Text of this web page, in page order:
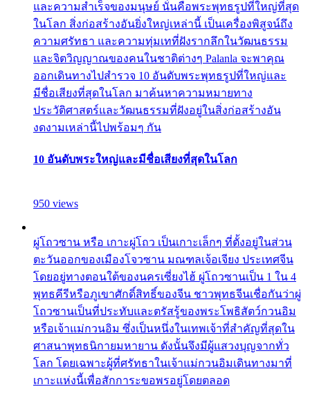
และความสำเร็จของมนุษย์ นั่นคือพระพุทธรูปที่ใหญ่ที่สุด
ในโลก สิ่งก่อสร้างอันยิ่งใหญ่เหล่านี้ เป็นเครื่องพิสูจน์ถึง
ความศรัทธา และความทุ่มเทที่ฝังรากลึกในวัฒนธรรม
และจิตวิญญาณของคนในชาติต่างๆ Palanla จะพาคุณ
ออกเดินทางไปสำรวจ 10 อันดับพระพุทธรูปที่ใหญ่และ
มีชื่อเสียงที่สุดในโลก มาค้นหาความหมายทาง
ประวัติศาสตร์และวัฒนธรรมที่ฝังอยู่ในสิ่งก่อสร้างอัน
งดงามเหล่านี้ไปพร้อมๆ กัน
10 อันดับพระใหญ่และมีชื่อเสียงที่สุดในโลก
950 views
ผู่โถวซาน หรือ เกาะผู่โถว เป็นเกาะเล็กๆ ที่ตั้งอยู่ในส่วน
ตะวันออกของเมืองโจวซาน มณฑลเจ้อเจียง ประเทศจีน
โดยอยู่ทางตอนใต้ของนครเซี่ยงไฮ้ ผู่โถวซานเป็น 1 ใน 4
พุทธคีรีหรือภูเขาศักดิ์สิทธิ์ของจีน ชาวพุทธจีนเชื่อกันว่าผู่
โถวซานเป็นที่ประทับและตรัสรู้ของพระโพธิสัตว์กวนอิม
หรือเจ้าแม่กวนอิม ซึ่งเป็นหนึ่งในเทพเจ้าที่สำคัญที่สุดใน
ศาสนาพุทธนิกายมหายาน ดังนั้นจึงมีผู้แสวงบุญจากทั่ว
โลก โดยเฉพาะผู้ที่ศรัทธาในเจ้าแม่กวนอิมเดินทางมาที่
เกาะแห่งนี้เพื่อสักการะขอพรอยู่โดยตลอด